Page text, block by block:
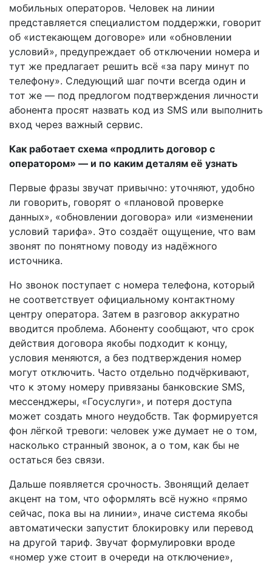
мобильных операторов. Человек на линии
представляется специалистом поддержки, говорит
об «истекающем договоре» или «обновлении
условий», предупреждает об отключении номера и
тут же предлагает решить всё «за пару минут по
телефону». Следующий шаг почти всегда один и
тот же — под предлогом подтверждения личности
абонента просят назвать код из SMS или выполнить
вход через важный сервис.
Как работает схема «продлить договор с
оператором» — и по каким деталям её узнать
Первые фразы звучат привычно: уточняют, удобно
ли говорить, говорят о «плановой проверке
данных», «обновлении договора» или «изменении
условий тарифа». Это создаёт ощущение, что вам
звонят по понятному поводу из надёжного
источника.
Но звонок поступает с номера телефона, который
не соответствует официальному контактному
центру оператора. Затем в разговор аккуратно
вводится проблема. Абоненту сообщают, что срок
действия договора якобы подходит к концу,
условия меняются, а без подтверждения номер
могут отключить. Часто отдельно подчёркивают,
что к этому номеру привязаны банковские SMS,
мессенджеры, «Госуслуги», и потеря доступа
может создать много неудобств. Так формируется
фон лёгкой тревоги: человек уже думает не о том,
насколько странный звонок, а о том, как бы не
остаться без связи.
Дальше появляется срочность. Звонящий делает
акцент на том, что оформлять всё нужно «прямо
сейчас, пока вы на линии», иначе система якобы
автоматически запустит блокировку или перевод
на другой тариф. Звучат формулировки вроде
«номер уже стоит в очереди на отключение»,